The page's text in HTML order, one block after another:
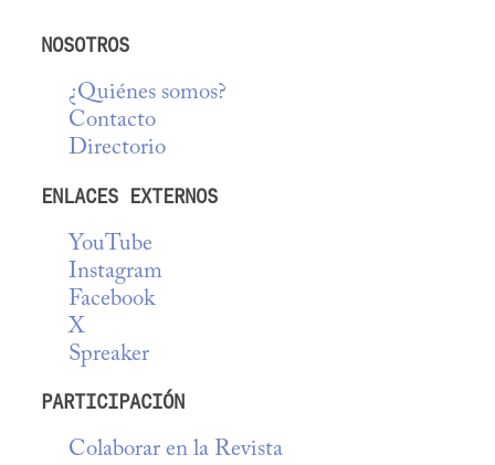
NOSOTROS
¿Quiénes somos?
Contacto
Directorio
ENLACES EXTERNOS
YouTube
Instagram
Facebook
X
Spreaker
PARTICIPACIÓN
Colaborar en la Revista